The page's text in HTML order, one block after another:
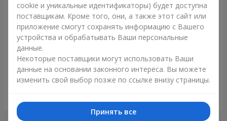
cookie и уникальные идентификаторы) будет доступна
поставщикам. Кроме того, они, а также этот сайт или
приложение смогут сохранять информацию с Вашего
устройства и обрабатывать Ваши персональные
данные.
Некоторые поставщики могут использовать Ваши
данные на основании законного интереса. Вы можете
изменить свой выбор позже по ссылке внизу страницы.
Принять все